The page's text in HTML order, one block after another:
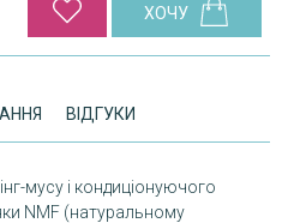
ВІДГУКИ
мусу і кондиціонуючого
NMF (натуральному